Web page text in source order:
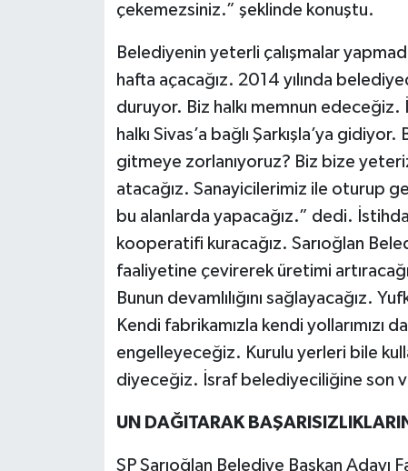
çekemezsiniz.” şeklinde konuştu.
Belediyenin yeterli çalışmalar
hafta açacağız. 2014 yılında
duruyor. Biz halkı memnun edeceğiz.
halkı Sivas’a bağlı Şarkışla’ya
gitmeye zorlanıyoruz? Biz bize
atacağız. Sanayicilerimiz ile oturup
bu alanlarda yapacağız.” dedi.
kooperatifi kuracağız. Sarıoğlan
faaliyetine çevirerek üretimi
Bunun devamlılığını sağlayacağız.
Kendi fabrikamızla kendi
engelleyeceğiz. Kurulu yerleri bile
diyeceğiz. İsraf belediyeciliğine son
UN DAĞITARAK
SP Sarıoğlan Belediye Başkan Adayı